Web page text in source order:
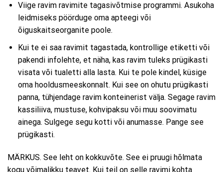
Viige ravim ravimite tagasivõtmise programmi. Asukoha
leidmiseks pöörduge oma apteegi või
õiguskaitseorganite poole.
Kui te ei saa ravimit tagastada, kontrollige etiketti või
pakendi infolehte, et näha, kas ravim tuleks prügikasti
visata või tualetti alla lasta. Kui te pole kindel, küsige
oma hooldusmeeskonnalt. Kui see on ohutu prügikasti
panna, tühjendage ravim konteinerist välja. Segage ravim
kassiliiva, mustuse, kohvipaksu või muu soovimatu
ainega. Sulgege segu kotti või anumasse. Pange see
prügikasti.
MÄRKUS. See leht on kokkuvõte. See ei pruugi hõlmata
kogu võimalikku teavet. Kui teil on selle ravimi kohta